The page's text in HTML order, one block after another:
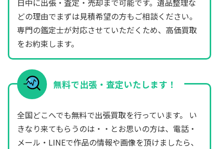
どの理由でまずは見積希望の方もご相談ください。
専門の鑑定士が対応させていただくため、高価買取
をお約束します。
無料で出張・査定いたします！
全国どこへでも無料で出張買取を行っています。 い
きなり来てもらうのは・・とお思いの方は、電話・
メール・LINEで作品の情報や画像を頂けましたら、